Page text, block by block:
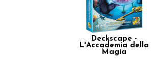
Deckscape -
L'Accademia della
Magia